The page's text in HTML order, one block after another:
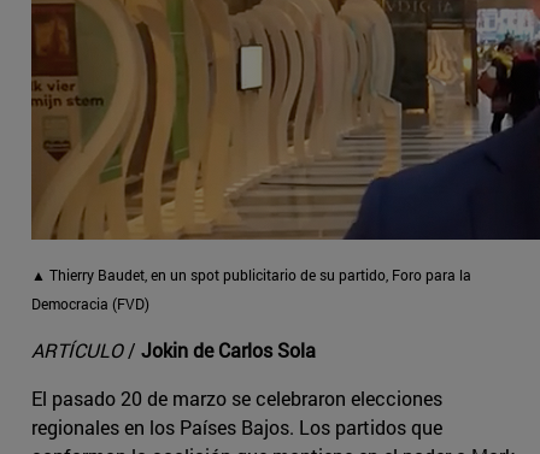
▲ Thierry Baudet, en un spot publicitario de su partido, Foro para la
Democracia (FVD)
ARTÍCULO/ Jokin de Carlos Sola
El pasado 20 de marzo se celebraron elecciones
regionales en los Países Bajos. Los partidos que